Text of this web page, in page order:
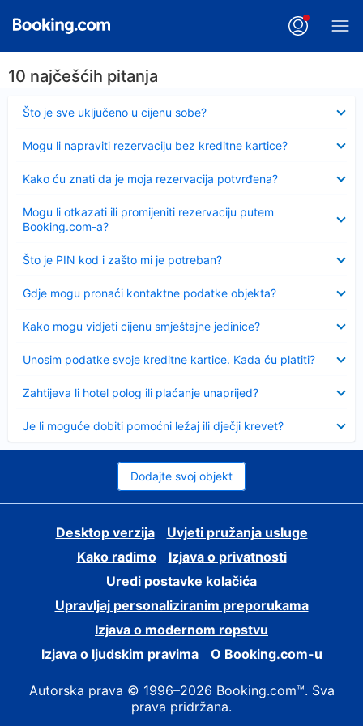
10 najčešćih pitanja
Što je sve uključeno u cijenu sobe?
Sažeto
Mogu li napraviti rezervaciju bez kreditne kartice?
Kako ću znati da je moja rezervacija potvrđena?
Mogu li otkazati ili promijeniti rezervaciju putem
Booking.com-a?
Što je PIN kod i zašto mi je potreban?
Sažeto
Gdje mogu pronaći kontaktne podatke objekta?
Kako mogu vidjeti cijenu smještajne jedinice?
Unosim podatke svoje kreditne kartice. Kada ću platiti?
Zahtijeva li hotel polog ili plaćanje unaprijed?
Je li moguće dobiti pomoćni ležaj ili dječji krevet?
Dodajte svoj objekt
Desktop verzija
Uvjeti pružanja usluge
Kako radimo
Izjava o privatnosti
Uredi postavke kolačića
Upravljaj personaliziranim preporukama
Izjava o modernom ropstvu
Izjava o ljudskim pravima
O Booking.com-u
Autorska prava © 1996–2026 Booking.com™. Sva
prava pridržana.